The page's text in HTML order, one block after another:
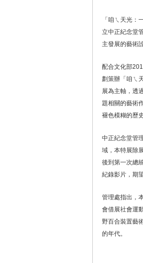
「咱ㄟ天光
立中正紀念堂
主發展的藝術
配合文化部
劃策辦「咱ㄟ
展為主軸，透
題相關的藝術
褪色模糊的歷史
中正紀念堂管
域，本特展除
後到第一次總
紀錄影片，期
管理處指出，
會借展社會運
野百合裝置藝
的年代。